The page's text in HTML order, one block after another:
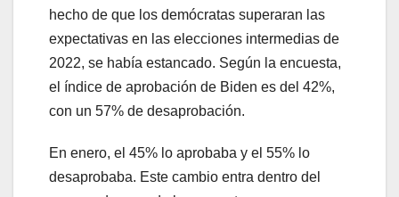
hecho de que los demócratas superaran las
expectativas en las elecciones intermedias de
2022, se había estancado. Según la encuesta,
el índice de aprobación de Biden es del 42%,
con un 57% de desaprobación.
En enero, el 45% lo aprobaba y el 55% lo
desaprobaba. Este cambio entra dentro del